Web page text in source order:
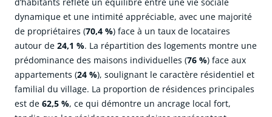
dynamique et une intimité appréciable, avec une majorité
de propriétaires (70,4 %) face à un taux de locataires
autour de 24,1 %. La répartition des logements montre une
prédominance des maisons individuelles (76 %) face aux
appartements (24 %), soulignant le caractère résidentiel et
familial du village. La proportion de résidences principales
est de 62,5 %, ce qui démontre un ancrage local fort,